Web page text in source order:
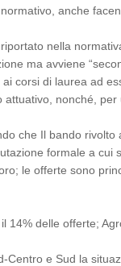
anche
nella
ma avviene
corsi di laurea ad
nonché,
che Il bando
formale a
le offerte sono
delle offerte;
e Sud la